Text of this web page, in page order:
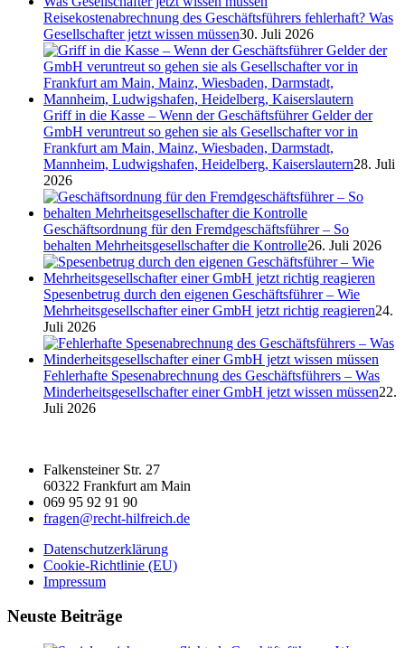
Reisekostenabrechnung des Geschäftsführers fehlerhaft? Was
Gesellschafter jetzt wissen müssen30. Juli 2026
Griff in die Kasse – Wenn der Geschäftsführer Gelder der
GmbH veruntreut so gehen sie als Gesellschafter vor in
Frankfurt am Main, Mainz, Wiesbaden, Darmstadt,
Mannheim, Ludwigshafen, Heidelberg, Kaiserslautern28. Juli
2026
Geschäftsordnung für den Fremdgeschäftsführer – So
behalten Mehrheitsgesellschafter die Kontrolle26. Juli 2026
Spesenbetrug durch den eigenen Geschäftsführer – Wie
Mehrheitsgesellschafter einer GmbH jetzt richtig reagieren24.
Juli 2026
Fehlerhafte Spesenabrechnung des Geschäftsführers – Was
Minderheitsgesellschafter einer GmbH jetzt wissen müssen22.
Juli 2026
Falkensteiner Str. 27
60322 Frankfurt am Main
069 95 92 91 90
fragen@recht-hilfreich.de
Datenschutzerklärung
Cookie-Richtlinie (EU)
Impressum
Neuste Beiträge